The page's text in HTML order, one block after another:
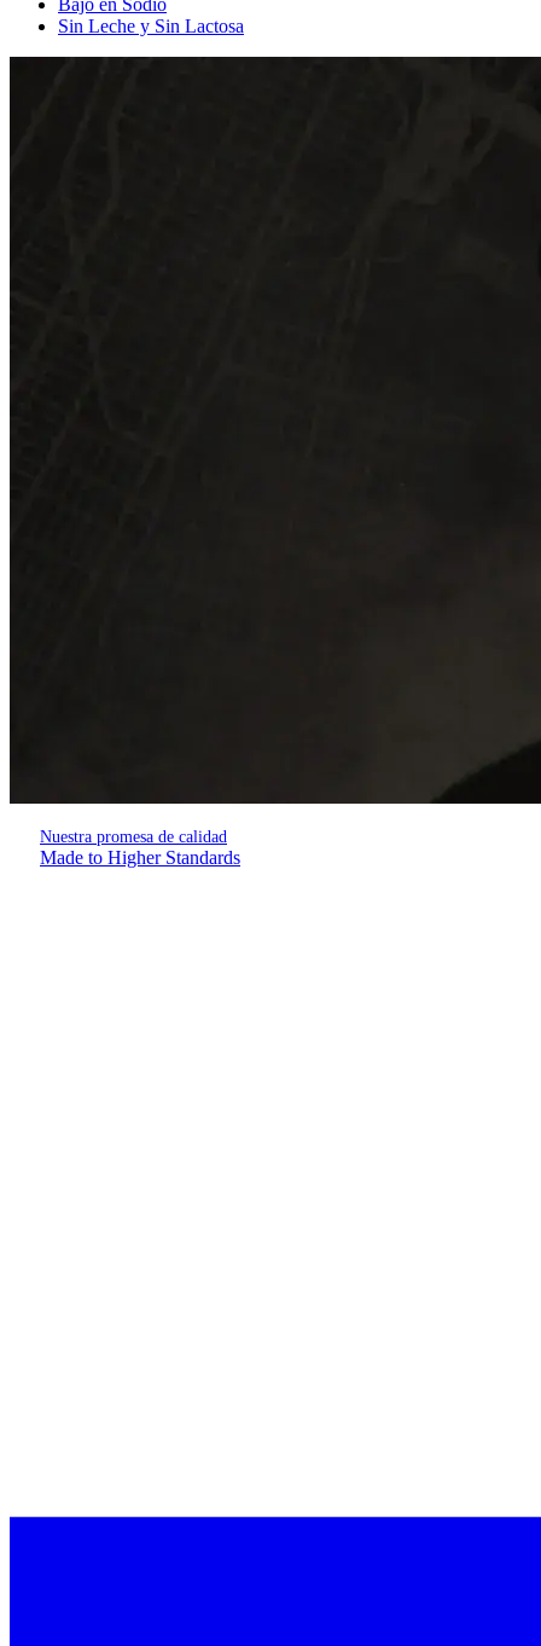
Sin Leche y Sin Lactosa
Nuestra promesa de calidad
Made to Higher Standards